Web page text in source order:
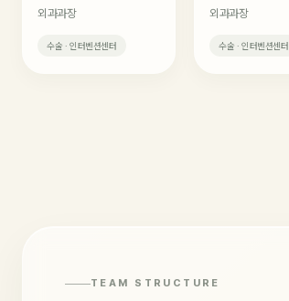
외과과장
수술 · 인터벤션센터
외과과장
수술 · 인터벤션센터
TEAM STRUCTURE